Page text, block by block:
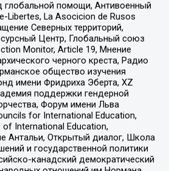
глобальной помощи, Антивоенный
Libertes, La Asocicion de Rusos
Северных территорий,
Центр, Глобальный союз
Monitor, Article 19, Мнение
черного креста, Радио
общество изучения
имени Фридриха Эберта, XZ
поддержки гендерной
Форум имени Льва
for International Education,
International Education,
Антальи, Открытый диалог, Школа
и государственной политики
канадский демократический